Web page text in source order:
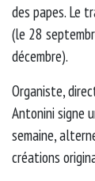
des papes. Le
(le 28
décembre).
Organiste,
Antonini signe
semaine,
créations